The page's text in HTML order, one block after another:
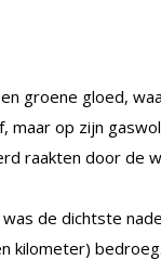
groene gloed,
op zijn
raakten door de
de dichtste
kilometer)